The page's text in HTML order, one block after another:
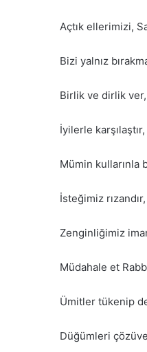
Açtık ellerimizi,
Bizi yalnız
Birlik ve dirlik ver,
İyilerle
Mümin kullarınla
İsteğimiz
Zenginliğimiz
Müdahale et
Ümitler tükenip
Düğümleri